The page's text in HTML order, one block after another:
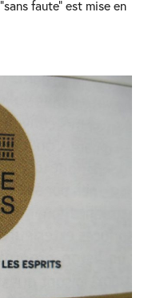
faute” est mise en